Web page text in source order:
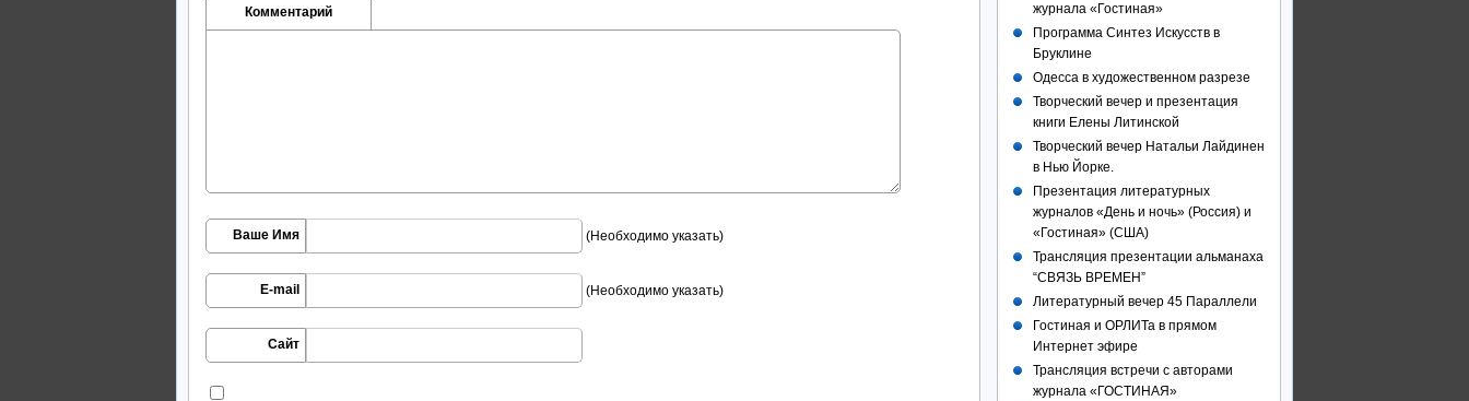
Комментарий
Ваше Имя (Необходимо указать)
E-mail (Необходимо указать)
Сайт
журнала «Гостиная»
Программа Синтез Искусств в
Бруклине
Одесса в художественном разрезе
Творческий вечер и презентация
книги Елены Литинской
Творческий вечер Натальи Лайдинен
в Нью Йорке.
Презентация литературных
журналов «День и ночь» (Россия) и
«Гостиная» (США)
Трансляция презентации альманаха
“СВЯЗЬ ВРЕМЕН”
Литературный вечер 45 Параллели
Гостиная и ОРЛИТа в прямом
Интернет эфире
Трансляция встречи с авторами
журнала «ГОСТИНАЯ»